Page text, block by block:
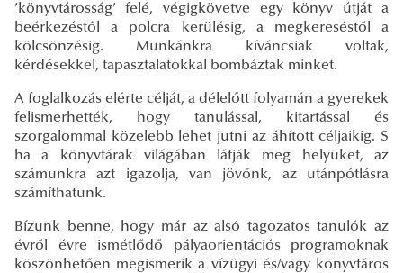
’könyvtárosság’ felé, végigkövetve egy könyv útját a
beérkezéstől a polcra kerülésig, a megkereséstől a
kölcsönzésig. Munkánkra kíváncsiak voltak,
kérdésekkel, tapasztalatokkal bombáztak minket.
A foglalkozás elérte célját, a délelőtt folyamán a gyerekek
felismerhették, hogy tanulással, kitartással és
szorgalommal közelebb lehet jutni az áhított céljaikig. S
ha a könyvtárak világában látják meg helyüket, az
számunkra azt igazolja, van jövőnk, az utánpótlásra
számíthatunk.
Bízunk benne, hogy már az alsó tagozatos tanulók az
évről évre ismétlődő pályaorientációs programoknak
köszönhetően megismerik a vízügyi és/vagy könyvtáros